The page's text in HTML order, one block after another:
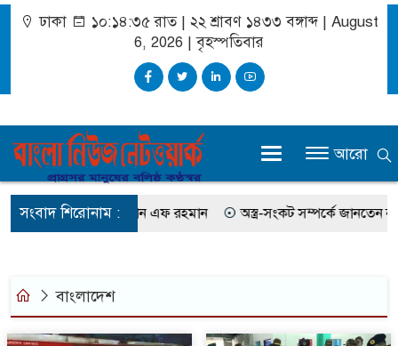
ঢাকা ১০:১৪:৩৫ রাত| ২২ শ্রাবণ ১৪৩৩ বঙ্গাব্দ | August
6, 2026 |বৃহস্পতিবার
আরো
সংবাদ শিরোনাম :
করেছিলেন সালমান এফ রহমান অস্ত্র-সংকট সম্পর্কে জানতেন না ট্রাম্প,
বাংলাদেশ